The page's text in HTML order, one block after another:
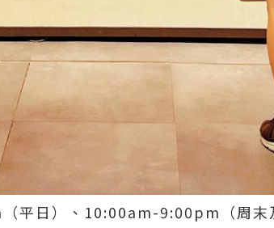
平日）、10:00am-9:00pm（周末